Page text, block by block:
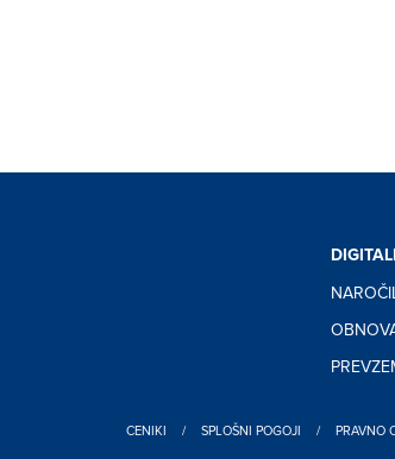
CENIKI / SPLOŠNI POGOJI / PRAVNO